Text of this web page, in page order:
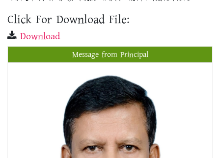
Click For Download File:
Download
Message from Principal